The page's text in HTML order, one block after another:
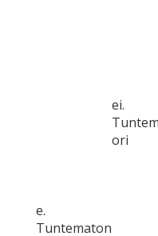
e.
Tuntematon
ei.
ori